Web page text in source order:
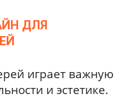
ДЛЯ
играет важную
и эстетике.